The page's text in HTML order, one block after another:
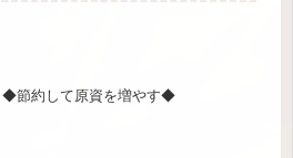
◆節約して原資を増やす◆